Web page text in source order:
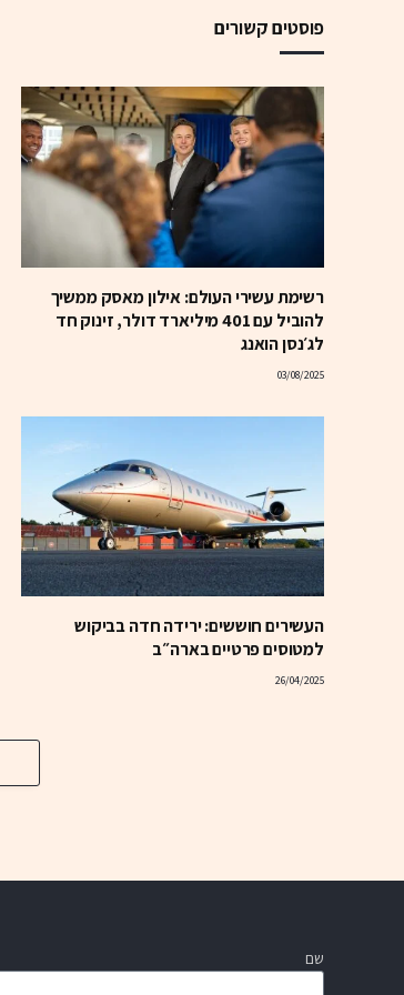
פוסטים קשורים
רשימת עשירי העולם: אילון מאסק ממשיך
להוביל עם 401 מיליארד דולר, זינוק חד
לג׳נסן הואנג
03/08/2025
העשירים חוששים: ירידה חדה בביקוש
למטוסים פרטיים בארה״ב
26/04/2025
שם